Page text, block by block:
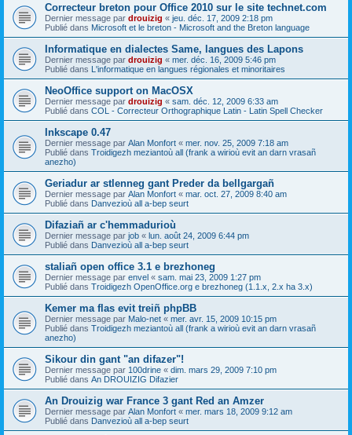
Correcteur breton pour Office 2010 sur le site technet.com
Dernier message par drouizig « jeu. déc. 17, 2009 2:18 pm
Publié dans Microsoft et le breton - Microsoft and the Breton language
Informatique en dialectes Same, langues des Lapons
Dernier message par drouizig « mer. déc. 16, 2009 5:46 pm
Publié dans L'informatique en langues régionales et minoritaires
NeoOffice support on MacOSX
Dernier message par drouizig « sam. déc. 12, 2009 6:33 am
Publié dans COL - Correcteur Orthographique Latin - Latin Spell Checker
Inkscape 0.47
Dernier message par Alan Monfort « mer. nov. 25, 2009 7:18 am
Publié dans Troidigezh meziantoù all (frank a wirioù evit an darn vrasañ
anezho)
Geriadur ar stlenneg gant Preder da bellgargañ
Dernier message par Alan Monfort « mar. oct. 27, 2009 8:40 am
Publié dans Danvezioù all a-bep seurt
Difaziañ ar c'hemmadurioù
Dernier message par job « lun. août 24, 2009 6:44 pm
Publié dans Danvezioù all a-bep seurt
staliañ open office 3.1 e brezhoneg
Dernier message par envel « sam. mai 23, 2009 1:27 pm
Publié dans Troidigezh OpenOffice.org e brezhoneg (1.1.x, 2.x ha 3.x)
Kemer ma flas evit treiñ phpBB
Dernier message par Malo-net « mer. avr. 15, 2009 10:15 pm
Publié dans Troidigezh meziantoù all (frank a wirioù evit an darn vrasañ
anezho)
Sikour din gant "an difazer"!
Dernier message par 100drine « dim. mars 29, 2009 7:10 pm
Publié dans An DROUIZIG Difazier
An Drouizig war France 3 gant Red an Amzer
Dernier message par Alan Monfort « mer. mars 18, 2009 9:12 am
Publié dans Danvezioù all a-bep seurt